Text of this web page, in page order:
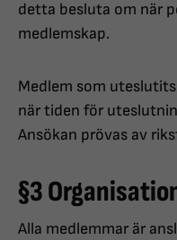
detta besluta om när
medlemskap.
Medlem som
när tiden för
Ansökan prövas av
§3
Alla medlemmar är